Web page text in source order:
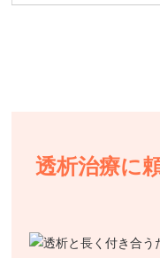
透析治療に